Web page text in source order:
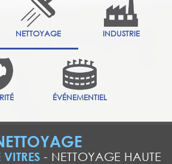
NETTOYAGE INDUSTRIE
ÉVÉNEMENTIEL
- NETTOYAGE HAUTE